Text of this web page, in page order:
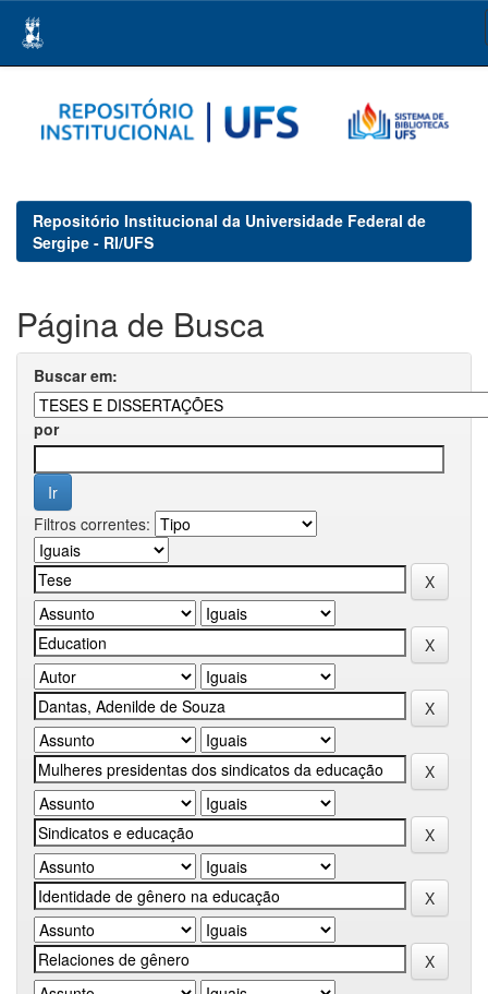
navigation
Repositório Institucional da Universidade Federal de
Sergipe - RI/UFS
Página de Busca
Buscar em:
por
Filtros correntes: